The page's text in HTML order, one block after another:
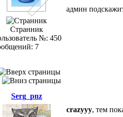
Странник
№: 450
7
админ
Serg_pnz
crazyyy, тем